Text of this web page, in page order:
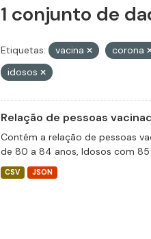
1 conjunto de
Etiquetas: vacina corona
idosos
Relação de pessoas
Contém a relação de pessoas
de 80 a 84 anos, Idosos com 85
CSV JSON